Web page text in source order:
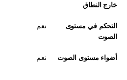
خارج النطاق
التحكم في مستوى
الصوت
نعم
أضواء مستوى الصوت نعم